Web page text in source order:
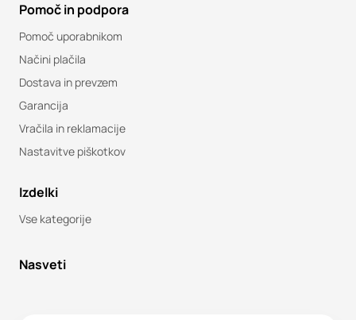
Pomoč in podpora
Pomoč uporabnikom
Načini plačila
Dostava in prevzem
Garancija
Vračila in reklamacije
Nastavitve piškotkov
Izdelki
Vse kategorije
Nasveti